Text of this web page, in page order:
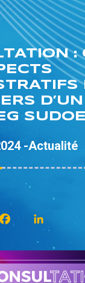
:
SUDOE
-Actualité
TwitterFacebookinstagram